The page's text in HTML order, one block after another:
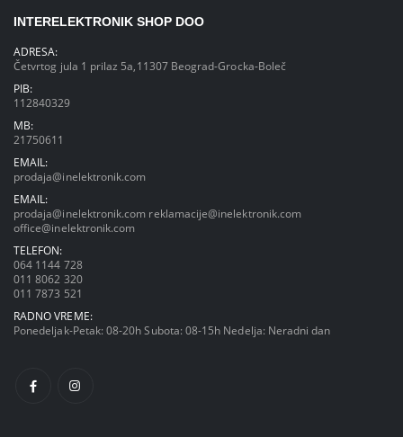
INTERELEKTRONIK SHOP DOO
ADRESA:
Četvrtog jula 1 prilaz 5a,11307 Beograd-Grocka-Boleč
PIB:
112840329
MB:
21750611
EMAIL:
prodaja@inelektronik.com
EMAIL:
prodaja@inelektronik.com reklamacije@inelektronik.com
office@inelektronik.com
TELEFON:
064 1144 728
011 8062 320
011 7873 521
RADNO VREME:
Ponedeljak-Petak: 08-20h Subota: 08-15h Nedelja: Neradni dan